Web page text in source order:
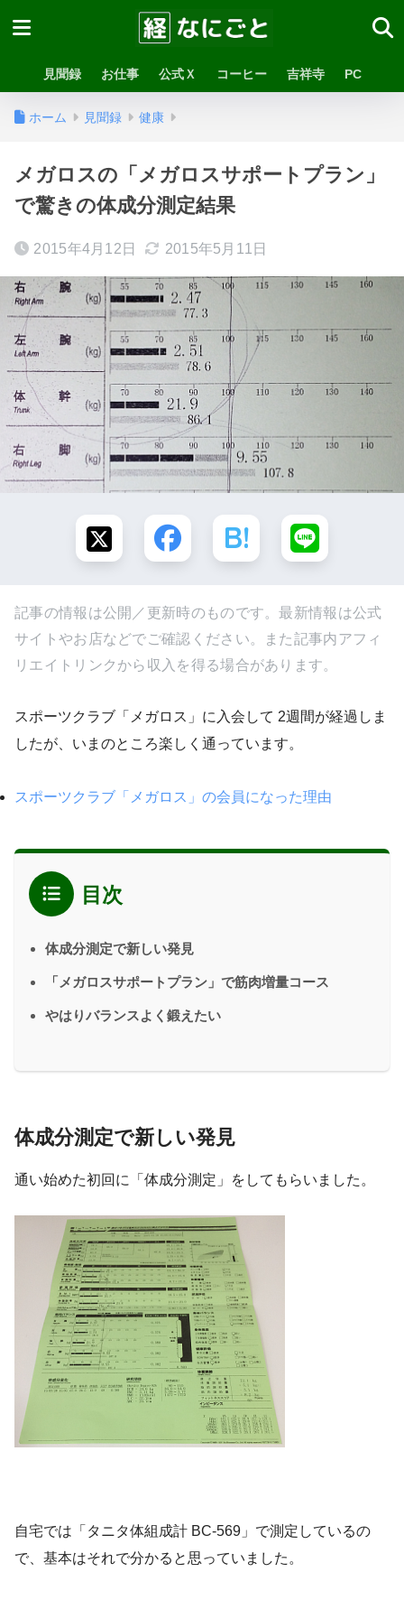
見聞録 お仕事 公式Ｘ コーヒー 吉祥寺 PC
ホーム 見聞録 健康
メガロスの「メガロスサポートプラン」
で驚きの体成分測定結果
2015年4月12日 2015年5月11日
記事の情報は公開／更新時のものです。最新情報は公式
サイトやお店などでご確認ください。また記事内アフィ
リエイトリンクから収入を得る場合があります。
スポーツクラブ「メガロス」に入会して 2週間が経過しま
したが、いまのところ楽しく通っています。
スポーツクラブ「メガロス」の会員になった理由
目次
体成分測定で新しい発見
「メガロスサポートプラン」で筋肉増量コース
やはりバランスよく鍛えたい
体成分測定で新しい発見
通い始めた初回に「体成分測定」をしてもらいました。
自宅では「タニタ体組成計 BC-569」で測定しているの
で、基本はそれで分かると思っていました。